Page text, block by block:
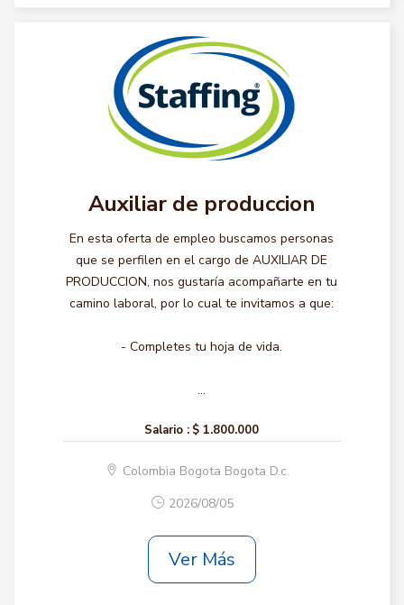
Auxiliar de produccion
En esta oferta de empleo buscamos personas
que se perfilen en el cargo de AUXILIAR DE
PRODUCCION, nos gustaría acompañarte en tu
camino laboral, por lo cual te invitamos a que:
- Completes tu hoja de vida.
...
Salario : $ 1.800.000
Colombia Bogota Bogota D.c.
2026/08/05
Ver Más